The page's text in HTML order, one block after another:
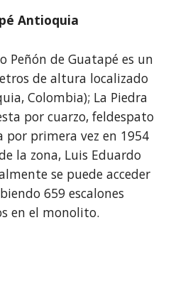
Antioquia
de altura localizado
Colombia); La Piedra
por cuarzo, feldespato
por primera vez en 1954
la zona, Luis Eduardo
se puede acceder
659 escalones
en el monolito.